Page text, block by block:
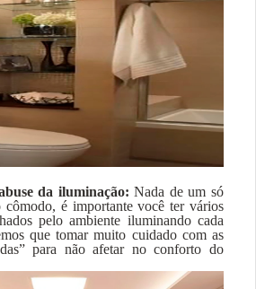
da iluminação: Nada de um só
é importante você ter vários
pelo ambiente iluminando cada
que tomar muito cuidado com as
para não afetar no conforto do